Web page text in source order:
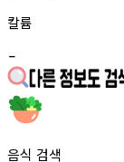
칼륨
-
음식 검색